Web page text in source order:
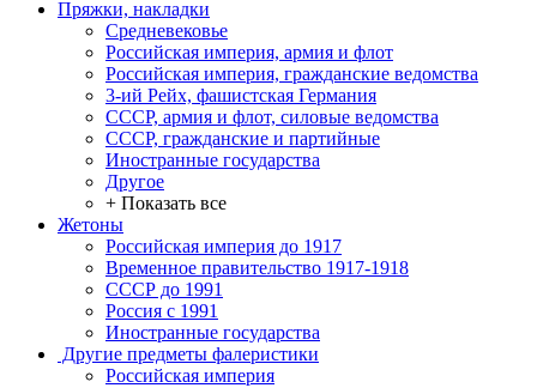
Пряжки, накладки
Средневековье
Российская империя, армия и флот
Российская империя, гражданские ведомства
3-ий Рейх, фашистская Германия
СССР, армия и флот, силовые ведомства
СССР, гражданские и партийные
Иностранные государства
Другое
+ Показать все
Жетоны
Российская империя до 1917
Временное правительство 1917-1918
СССР до 1991
Россия с 1991
Иностранные государства
Другие предметы фалеристики
Российская империя